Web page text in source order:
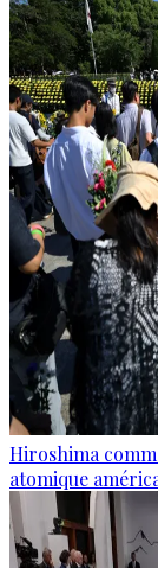
Hiroshima
atomique